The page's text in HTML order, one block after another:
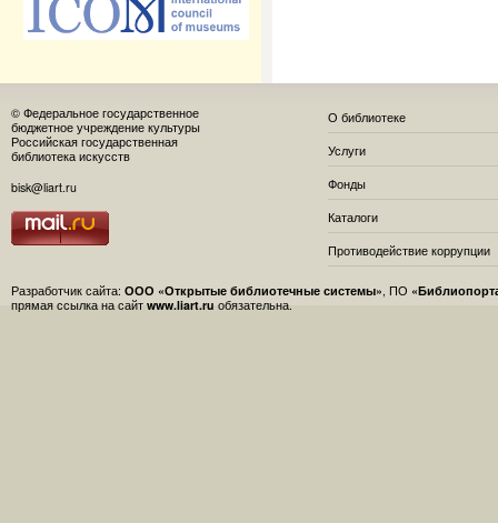
© Федеральное государственное
бюджетное учреждение культуры
Российская государственная
библиотека искусств
bisk@liart.ru
О библиотеке
Услуги
Фонды
Каталоги
Противодействие коррупции
Разработчик сайта: ООО «Открытые библиотечные системы» , ПО
прямая ссылка на сайт www.liart.ru обязательна.